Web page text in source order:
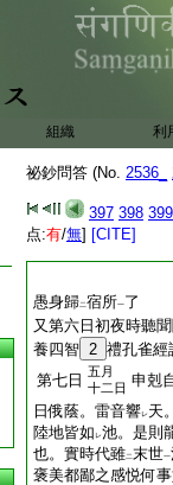
組織 利
祕鈔問答 (No. 2536_
397 398 399
点:有/無] [CITE]
愚身歸二宿所一了
又第六日初夜時聽
養四智 2 禮孔雀經
第七日 五月
十二日 申剋
日俄蔭。雷音響レ天
陸地皆如 レ池。是則
也。實時代雖二末世一
褒美都鄙之感悦何